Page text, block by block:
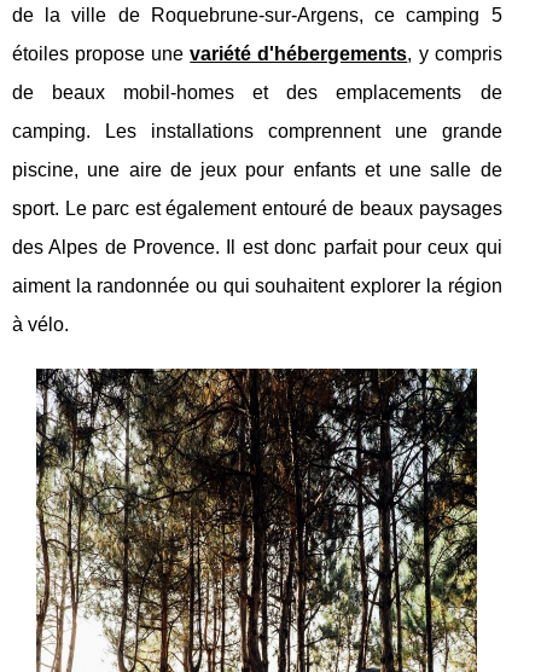
de la ville de Roquebrune-sur-Argens, ce camping 5
étoiles propose unevariété d'hébergements, y compris
de beaux mobil-homes et des emplacements de
camping. Les installations comprennent une grande
piscine, une aire de jeux pour enfants et une salle de
sport. Le parc est également entouré de beaux paysages
des Alpes de Provence. Il est donc parfait pour ceux qui
aiment la randonnée ou qui souhaitent explorer la région
à vélo.